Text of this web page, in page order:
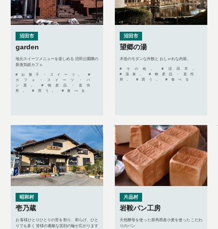
沼田市
garden
地元スイーツメニューを楽しめる 沼田公園隣の
新進気鋭カフェ
#お菓子・スイーツ, #
カフェ・スイーツ・パ
ン屋, #物産品・直売
所, #買う, #食べる
沼田市
望郷の湯
木造のモダンな外観と おしゃれな内装。
#その他, #沼田市,
#温泉, #物産品・直売
所, #買う, #食べる
昭和村
壱乃蔵
お客様ひとりひとりの苦を割り、和らげ、ひと
りでも多く 皆様の素敵な笑顔の輪が広がります
片品村
岩鞍パン工房
天然酵母を使った群馬県産小麦を使ったこだわ
りのパン